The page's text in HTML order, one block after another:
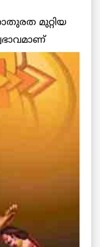
മുറ്റിയ